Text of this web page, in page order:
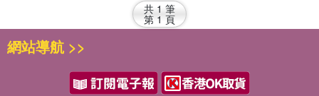
共 1 筆
第 1 頁
網站導航 >>